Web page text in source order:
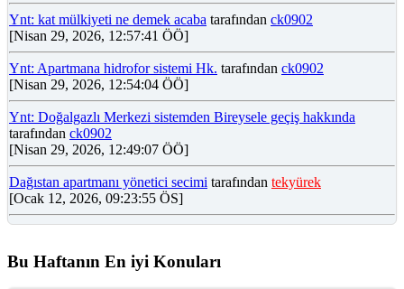
Ynt: kat mülkiyeti ne demek acaba tarafından ck0902
[Nisan 29, 2026, 12:57:41 ÖÖ]
Ynt: Apartmana hidrofor sistemi Hk. tarafından ck0902
[Nisan 29, 2026, 12:54:04 ÖÖ]
Ynt: Doğalgazlı Merkezi sistemden Bireysele geçiş hakkında
tarafından ck0902
[Nisan 29, 2026, 12:49:07 ÖÖ]
Dağıstan apartmanı yönetici secimi tarafından tekyürek
[Ocak 12, 2026, 09:23:55 ÖS]
Bu Haftanın En iyi Konuları